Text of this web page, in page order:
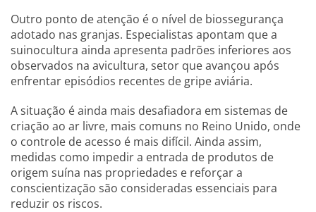
Outro ponto de atenção é o nível de biossegurança
adotado nas granjas. Especialistas apontam que a
suinocultura ainda apresenta padrões inferiores aos
observados na avicultura, setor que avançou após
enfrentar episódios recentes de gripe aviária.
A situação é ainda mais desafiadora em sistemas de
criação ao ar livre, mais comuns no Reino Unido, onde
o controle de acesso é mais difícil. Ainda assim,
medidas como impedir a entrada de produtos de
origem suína nas propriedades e reforçar a
conscientização são consideradas essenciais para
reduzir os riscos.